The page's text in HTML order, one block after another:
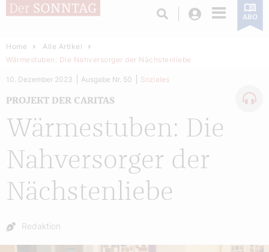
Login ABO
Home
Alle Artikel
Wärmestuben: Die Nahversorger der Nächstenliebe
Wärmestuben: Die
Nahversorger der
Nächstenliebe
PROJEKT DER CARITAS
10. Dezember 2023 Ausgabe Nr. 50 Soziales
Autor:
Redaktion